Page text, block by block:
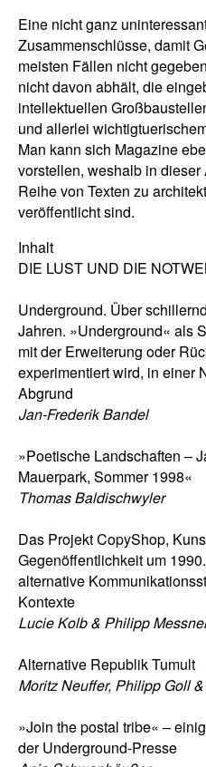
Eine nicht ganz
Zusammenschlüsse, damit
meisten Fällen nicht
nicht davon abhält, die
intellektuellen
und allerlei
Man kann sich Magazine
vorstellen, weshalb in
Reihe von Texten zu
veröffentlicht sind.
Inhalt
DIE LUST UND DIE
Underground. Über
Jahren. »Underground« als
mit der Erweiterung oder
experimentiert wird, in einer
Abgrund
Jan-Frederik Bandel
»Poetische Landschaften –
Mauerpark, Sommer 1998«
Thomas Baldischwyler
Das Projekt CopyShop,
Gegenöffentlichkeit um
alternative
Kontexte
Lucie Kolb & Philipp
Alternative Republik Tumult
Moritz Neuffer, Philipp Goll
»Join the postal tribe« –
der Underground-Presse